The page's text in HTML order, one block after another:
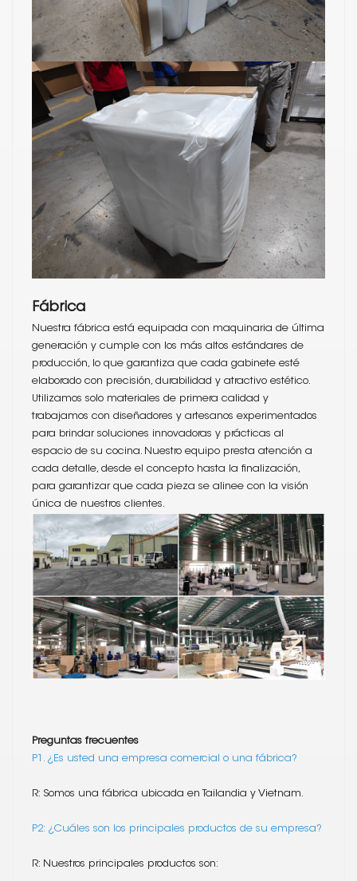
Fábrica
Nuestra fábrica está equipada con maquinaria de última
generación y cumple con los más altos estándares de
producción, lo que garantiza que cada gabinete esté
elaborado con precisión, durabilidad y atractivo estético.
Utilizamos solo materiales de primera calidad y
trabajamos con diseñadores y artesanos experimentados
para brindar soluciones innovadoras y prácticas al
espacio de su cocina. Nuestro equipo presta atención a
cada detalle, desde el concepto hasta la finalización,
para garantizar que cada pieza se alinee con la visión
única de nuestros clientes.
Preguntas frecuentes
P1. ¿Es usted una empresa comercial o una fábrica?
R: Somos una fábrica ubicada en Tailandia y Vietnam.
P2: ¿Cuáles son los principales productos de su empresa?
R: Nuestros principales productos son: